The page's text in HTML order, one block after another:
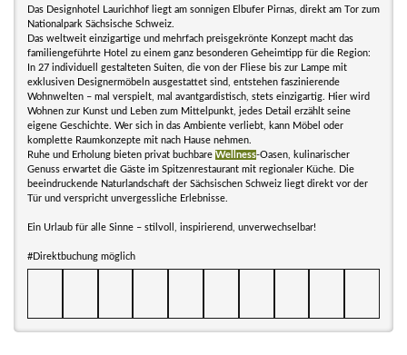
Das Designhotel Laurichhof liegt am sonnigen Elbufer Pirnas, direkt am Tor zum
Nationalpark Sächsische Schweiz.
Das weltweit einzigartige und mehrfach preisgekrönte Konzept macht das
familiengeführte Hotel zu einem ganz besonderen Geheimtipp für die Region:
In 27 individuell gestalteten Suiten, die von der Fliese bis zur Lampe mit
exklusiven Designermöbeln ausgestattet sind, entstehen faszinierende
Wohnwelten – mal verspielt, mal avantgardistisch, stets einzigartig. Hier wird
Wohnen zur Kunst und Leben zum Mittelpunkt, jedes Detail erzählt seine
eigene Geschichte. Wer sich in das Ambiente verliebt, kann Möbel oder
komplette Raumkonzepte mit nach Hause nehmen.
Ruhe und Erholung bieten privat buchbare Wellness-Oasen, kulinarischer
Genuss erwartet die Gäste im Spitzenrestaurant mit regionaler Küche. Die
beeindruckende Naturlandschaft der Sächsischen Schweiz liegt direkt vor der
Tür und verspricht unvergessliche Erlebnisse.
Ein Urlaub für alle Sinne – stilvoll, inspirierend, unverwechselbar!
#Direktbuchung möglich